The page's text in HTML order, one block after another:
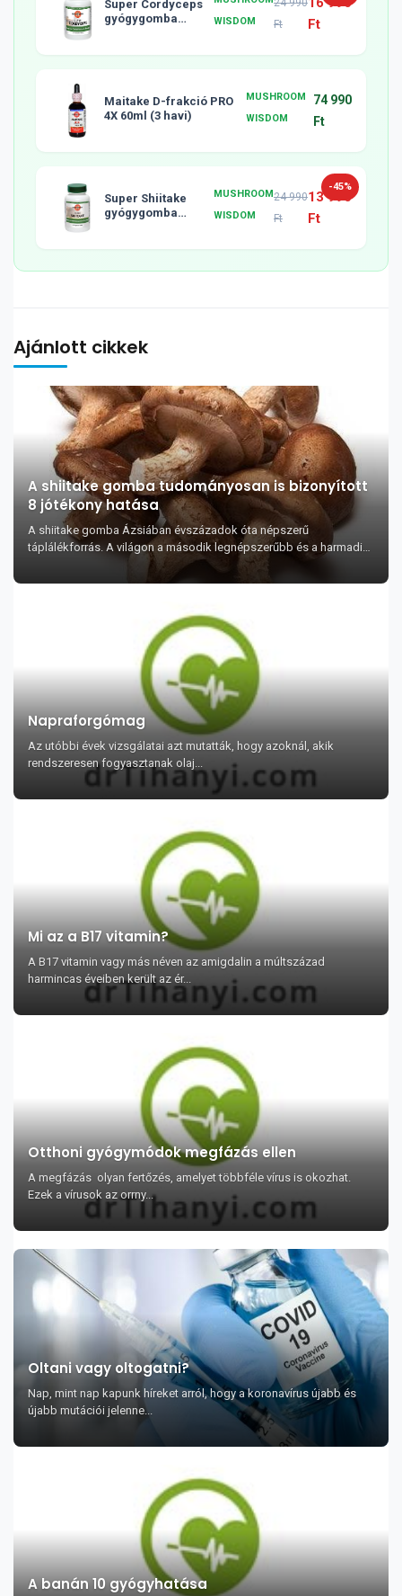
Super Cordyceps
gyógygomba
WISDOM
24 990
Ft
Ft
Maitake D-frakció PRO
4X 60ml (3 havi)
MUSHROOM
WISDOM
74 990
Ft
-45%
Super Shiitake
gyógygomba
MUSHROOM
WISDOM
24 990
Ft
13 990
Ft
Ajánlott cikkek
A shiitake gomba tudományosan is bizonyított
8 jótékony hatása
A shiitake gomba Ázsiában évszázadok óta népszerű
táplálékforrás. A világon a második legnépszerűbb és a harmadik
leggyakrabban termesztett ehető gombafajt...
Napraforgómag
Az utóbbi évek vizsgálatai azt mutatták, hogy azoknál, akik
rendszeresen fogyasztanak olaj...
Mi az a B17 vitamin?
A B17 vitamin vagy más néven az amigdalin a múltszázad
harmincas éveiben került az ér...
Otthoni gyógymódok megfázás ellen
A megfázás olyan fertőzés, amelyet többféle vírus is okozhat.
Ezek a vírusok az orrny...
Oltani vagy oltogatni?
Nap, mint nap kapunk híreket arról, hogy a koronavírus újabb és
újabb mutációi jelenne...
A banán 10 gyógyhatása